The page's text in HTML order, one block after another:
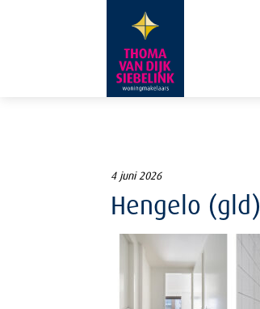
4 juni 2026
Hengelo